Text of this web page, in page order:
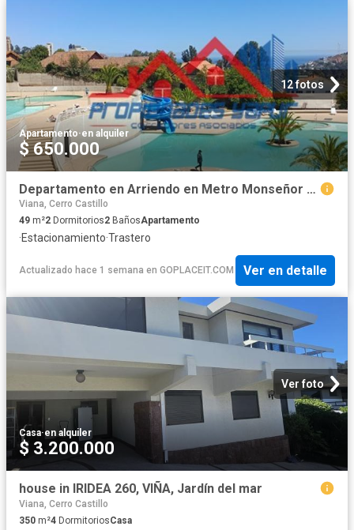
12 fotos
Apartamento·en alquiler
$ 650.000
Departamento en Arriendo en Metro Monseñor Eysaguirre
Viana, Cerro Castillo
49 m²2 Dormitorios2 BañosApartamento
·Estacionamiento·Trastero
Actualizado hace 1 semana en GOPLACEIT.COM Ver en detalle
Ver foto
Casa·en alquiler
$ 3.200.000
house in IRIDEA 260, VIÑA, Jardín del mar
Viana, Cerro Castillo
350 m²4 DormitoriosCasa